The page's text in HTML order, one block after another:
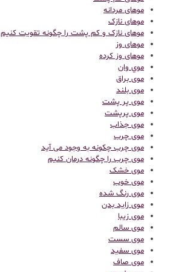
موهای مردانه
موهای نازک
موهای نازک و کم پشت را چگونه تقویت کنیم
موهای وز
موهای وز کرده
موي وان
موی براق
موی بلند
موی پر پشت
موی پرپشت
موی جذاب
موی چرب
موی چرب چکونه به وجود می آید
موی چرب را چگونه درمان کنیم
موی خشک
موی خوب
موی رنگ شده
موی زاید بدن
موی زیبا
موی سالم
موی سست
موی سفید
موی صاف